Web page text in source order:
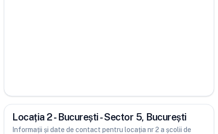
Locația 2 - București - Sector 5, București
Informații și date de contact pentru locația nr 2 a școlii de